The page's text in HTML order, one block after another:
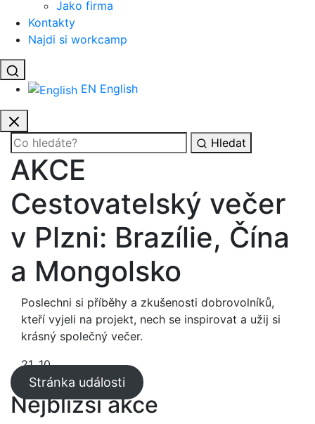
Jako firma
Kontakty
Najdi si workcamp
EN English
Hledat
AKCE
Cestovatelský večer
v Plzni: Brazílie, Čína
a Mongolsko
Poslechni si příběhy a zkušenosti dobrovolníků,
kteří vyjeli na projekt, nech se inspirovat a užij si
krásný společný večer.
21. 10.
Stránka události
Nejbližší akce